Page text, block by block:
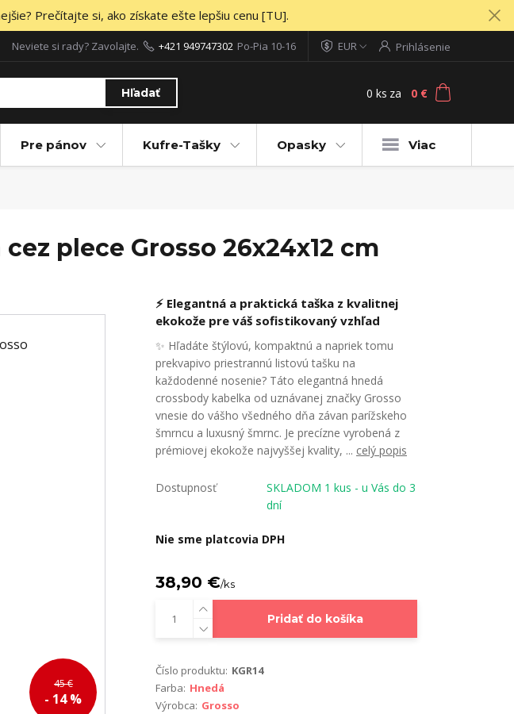
Prečítajte si, ako získate ešte lepšiu cenu [TU].
EUR Prihlásenie
Hľadať
Neviete si rady? Zavolajte. +421 949747302 Po-Pia 10-16
0 ks za 0 €
Pre pánov Kufre-Tašky Opasky Viac
plece Grosso 26x24x12 cm
45 €
- 14 %
⚡ Elegantná a praktická taška z kvalitnej
ekokože pre váš sofistikovaný vzhľad
✨ Hľadáte štýlovú, kompaktnú a napriek tomu
prekvapivo priestrannú listovú tašku na
každodenné nosenie? Táto elegantná hnedá
crossbody kabelka od uznávanej značky Grosso
vnesie do vášho všedného dňa závan parížskeho
šmrncu a luxusný šmrnc. Je precízne vyrobená z
prémiovej ekokože najvyššej kvality, ... celý popis
Dostupnosť
SKLADOM 1 kus - u Vás do 3
dní
Nie sme platcovia DPH
38,90 €/ks
Pridať do košíka
Číslo produktu: KGR14
Farba: Hnedá
Výrobca: Grosso